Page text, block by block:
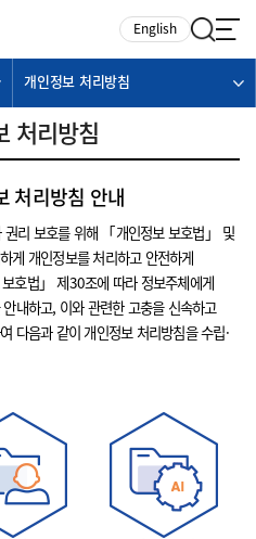
English
개인정보 처리방침
처리방침
처리방침 안내
권리 보호를 위해 「개인정보 보호법」 및
게 개인정보를 처리하고 안전하게
호법」 제30조에 따라 정보주체에게
내하고, 이와 관련한 고충을 신속하고
다음과 같이 개인정보 처리방침을 수립·